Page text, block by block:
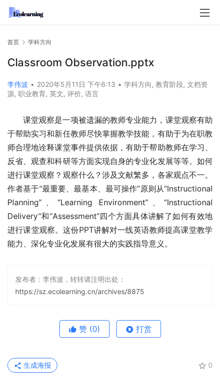
首页 学科方向
Classroom Observation.pptx
李伟波 • 2020年5月11日 下午6:13 • 学科方向, 教育阶段, 文档资
源, 职业教育, 英文, 评价, 语言
课堂观察是一项被遗漏的教师专业能力，课堂观察有助
于帮助实习和新任教师尽快掌握教学技能，有助于为在职教
师合理地诠释课堂事件提供依据，有助于帮助教师在学习、
反省、观查和科研等方面实现自身的专业化发展等等。如何
进行课堂观察？观察什么？涉及文献繁多，各家观点不一。
作者基于“最重要、最基本、最可操作”原则从“Instructional
Planning”、“Learning Environment”、“Instructional
Delivery”和“Assessment”四个方面具体讲解了如何有效地
进行课堂观察。这份PPT讲解对一线英语教师提高课堂教学
能力、深化专业化发展有很大的实践指导意义。
发布者：李伟波，转转请注明出处：
https://sz.ecolearning.cn/archives/8875
赞 (0) 打赏
0
生成海报